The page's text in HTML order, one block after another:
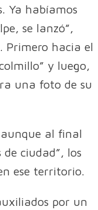
Ya habíamos
se lanzó”,
Primero hacia el
y luego,
una foto de su
al final
ciudad”, los
ese territorio.
por un